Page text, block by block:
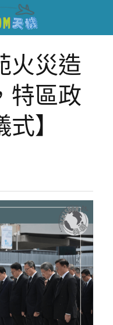
火災造
特區政
】